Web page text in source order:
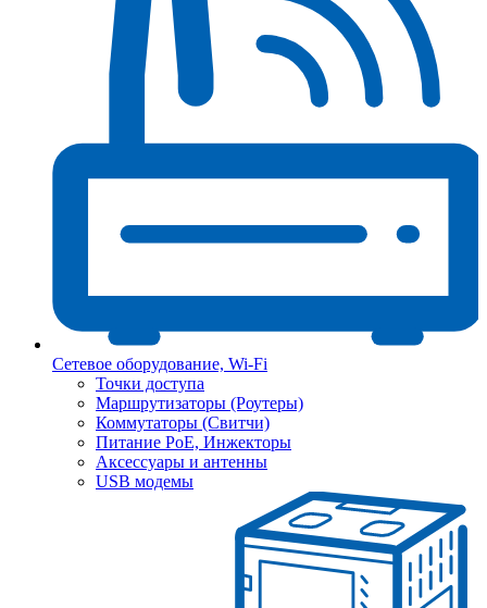
Сетевое оборудование, Wi-Fi
Точки доступа
Маршрутизаторы (Роутеры)
Коммутаторы (Свитчи)
Питание PoE, Инжекторы
Аксессуары и антенны
USB модемы